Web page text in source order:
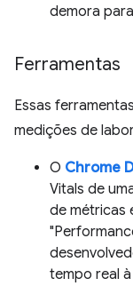
demora
Ferramentas
Essas
medições de
O Chrome
Vitals de
de métricas
tempo real